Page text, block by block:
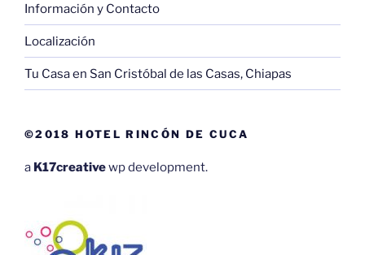
Información y Contacto
Localización
Tu Casa en San Cristóbal de las Casas, Chiapas
©2018 HOTEL RINCÓN DE CUCA
a K17creativewp development.